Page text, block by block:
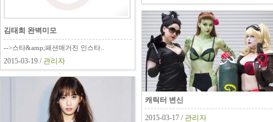
김태희 완벽미모
-->스타&amp;패션매거진 인스타..
2015-03-19 / 관리자
캐릭터 변신
2015-03-17 / 관리자